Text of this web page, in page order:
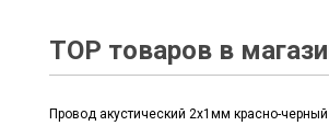
TOP товаров в
Провод акустический 2x1мм красно-черный